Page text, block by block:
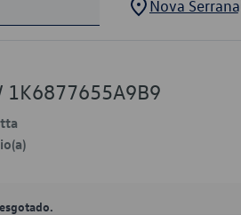
Nova Serrana